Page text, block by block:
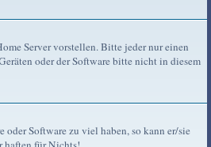
Server vorstellen. Bitte jeder nur einen
oder der Software bitte nicht in diesem
oder Software zu viel haben, so kann er/sie